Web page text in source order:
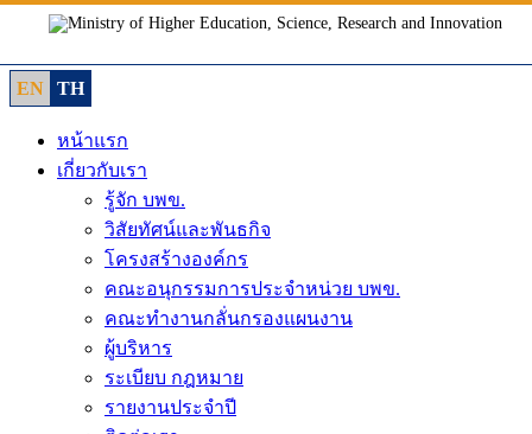
content
EN
TH
หน้าแรก
เกี่ยวกับเรา
รู้จัก บพข.
วิสัยทัศน์และพันธกิจ
โครงสร้างองค์กร
คณะอนุกรรมการประจำหน่วย บพข.
คณะทำงานกลั่นกรองแผนงาน
ผู้บริหาร
ระเบียบ กฎหมาย
รายงานประจำปี